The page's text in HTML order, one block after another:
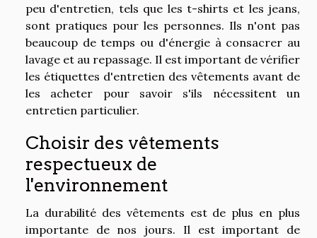
peu d'entretien, tels que les t-shirts et les jeans,
sont pratiques pour les personnes. Ils n'ont pas
beaucoup de temps ou d'énergie à consacrer au
lavage et au repassage. Il est important de vérifier
les étiquettes d'entretien des vêtements avant de
les acheter pour savoir s'ils nécessitent un
entretien particulier.
Choisir des vêtements
respectueux de
l'environnement
La durabilité des vêtements est de plus en plus
importante de nos jours. Il est important de